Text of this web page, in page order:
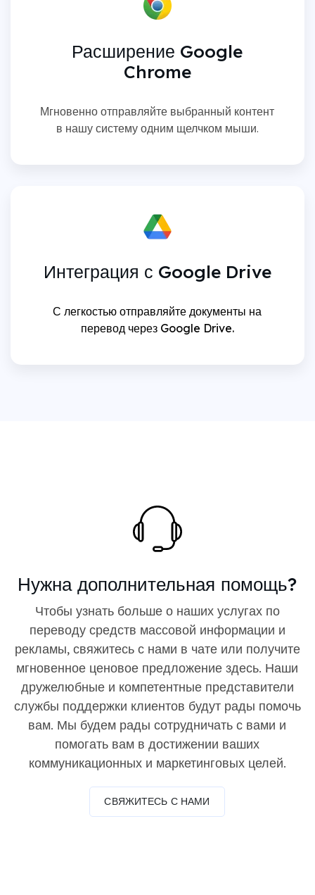
Расширение Google
Chrome
Мгновенно отправляйте выбранный контент
в нашу систему одним щелчком мыши.
Интеграция с Google Drive
С легкостью отправляйте документы на
перевод через Google Drive.
Нужна дополнительная помощь?
Чтобы узнать больше о наших услугах по
переводу средств массовой информации и
рекламы, свяжитесь с нами в чате или получите
мгновенное ценовое предложение здесь. Наши
дружелюбные и компетентные представители
службы поддержки клиентов будут рады помочь
вам. Мы будем рады сотрудничать с вами и
помогать вам в достижении ваших
коммуникационных и маркетинговых целей.
СВЯЖИТЕСЬ С НАМИ